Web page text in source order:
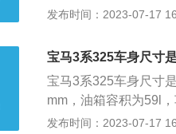
最外端突出部位的两
辆支承平面之间的距
机，油箱容积是63升
载了2.0t涡轮增压发动
115kw，最大扭矩为
标准《GB1589-89》
发布时间：2023-07-17
宝马3系325车身尺寸
宝马3系325车身尺寸
mm，油箱容积为59l
系325搭载了2.0t涡轮
发布时间：2023-07-17